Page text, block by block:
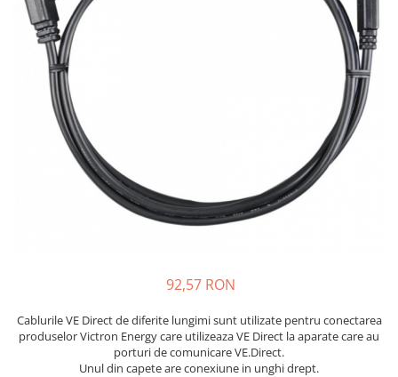
Invertoare On-Grid uz rezidențial
Invertoare On-Grid uz industrial
Accesorii
Invertoare off-grid
Incarcatoare solare
Convertoare DC-DC
Monitorizare si control
Accesorii
Acumulatori
92,57 RON
Cablurile VE Direct de diferite lungimi sunt utilizate pentru conectarea
produselor Victron Energy care utilizeaza VE Direct la aparate care au
porturi de comunicare VE.Direct.
Unul din capete are conexiune in unghi drept.